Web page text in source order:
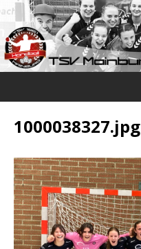
1000038327.jpg